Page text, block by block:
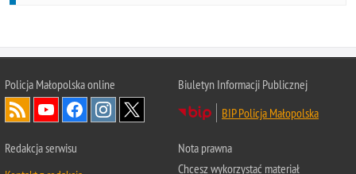
Policja Małopolska online
Biuletyn Informacji Publicznej
BIP Policja Małopolska
Redakcja serwisu
Nota prawna
Chcesz wykorzystać materiał